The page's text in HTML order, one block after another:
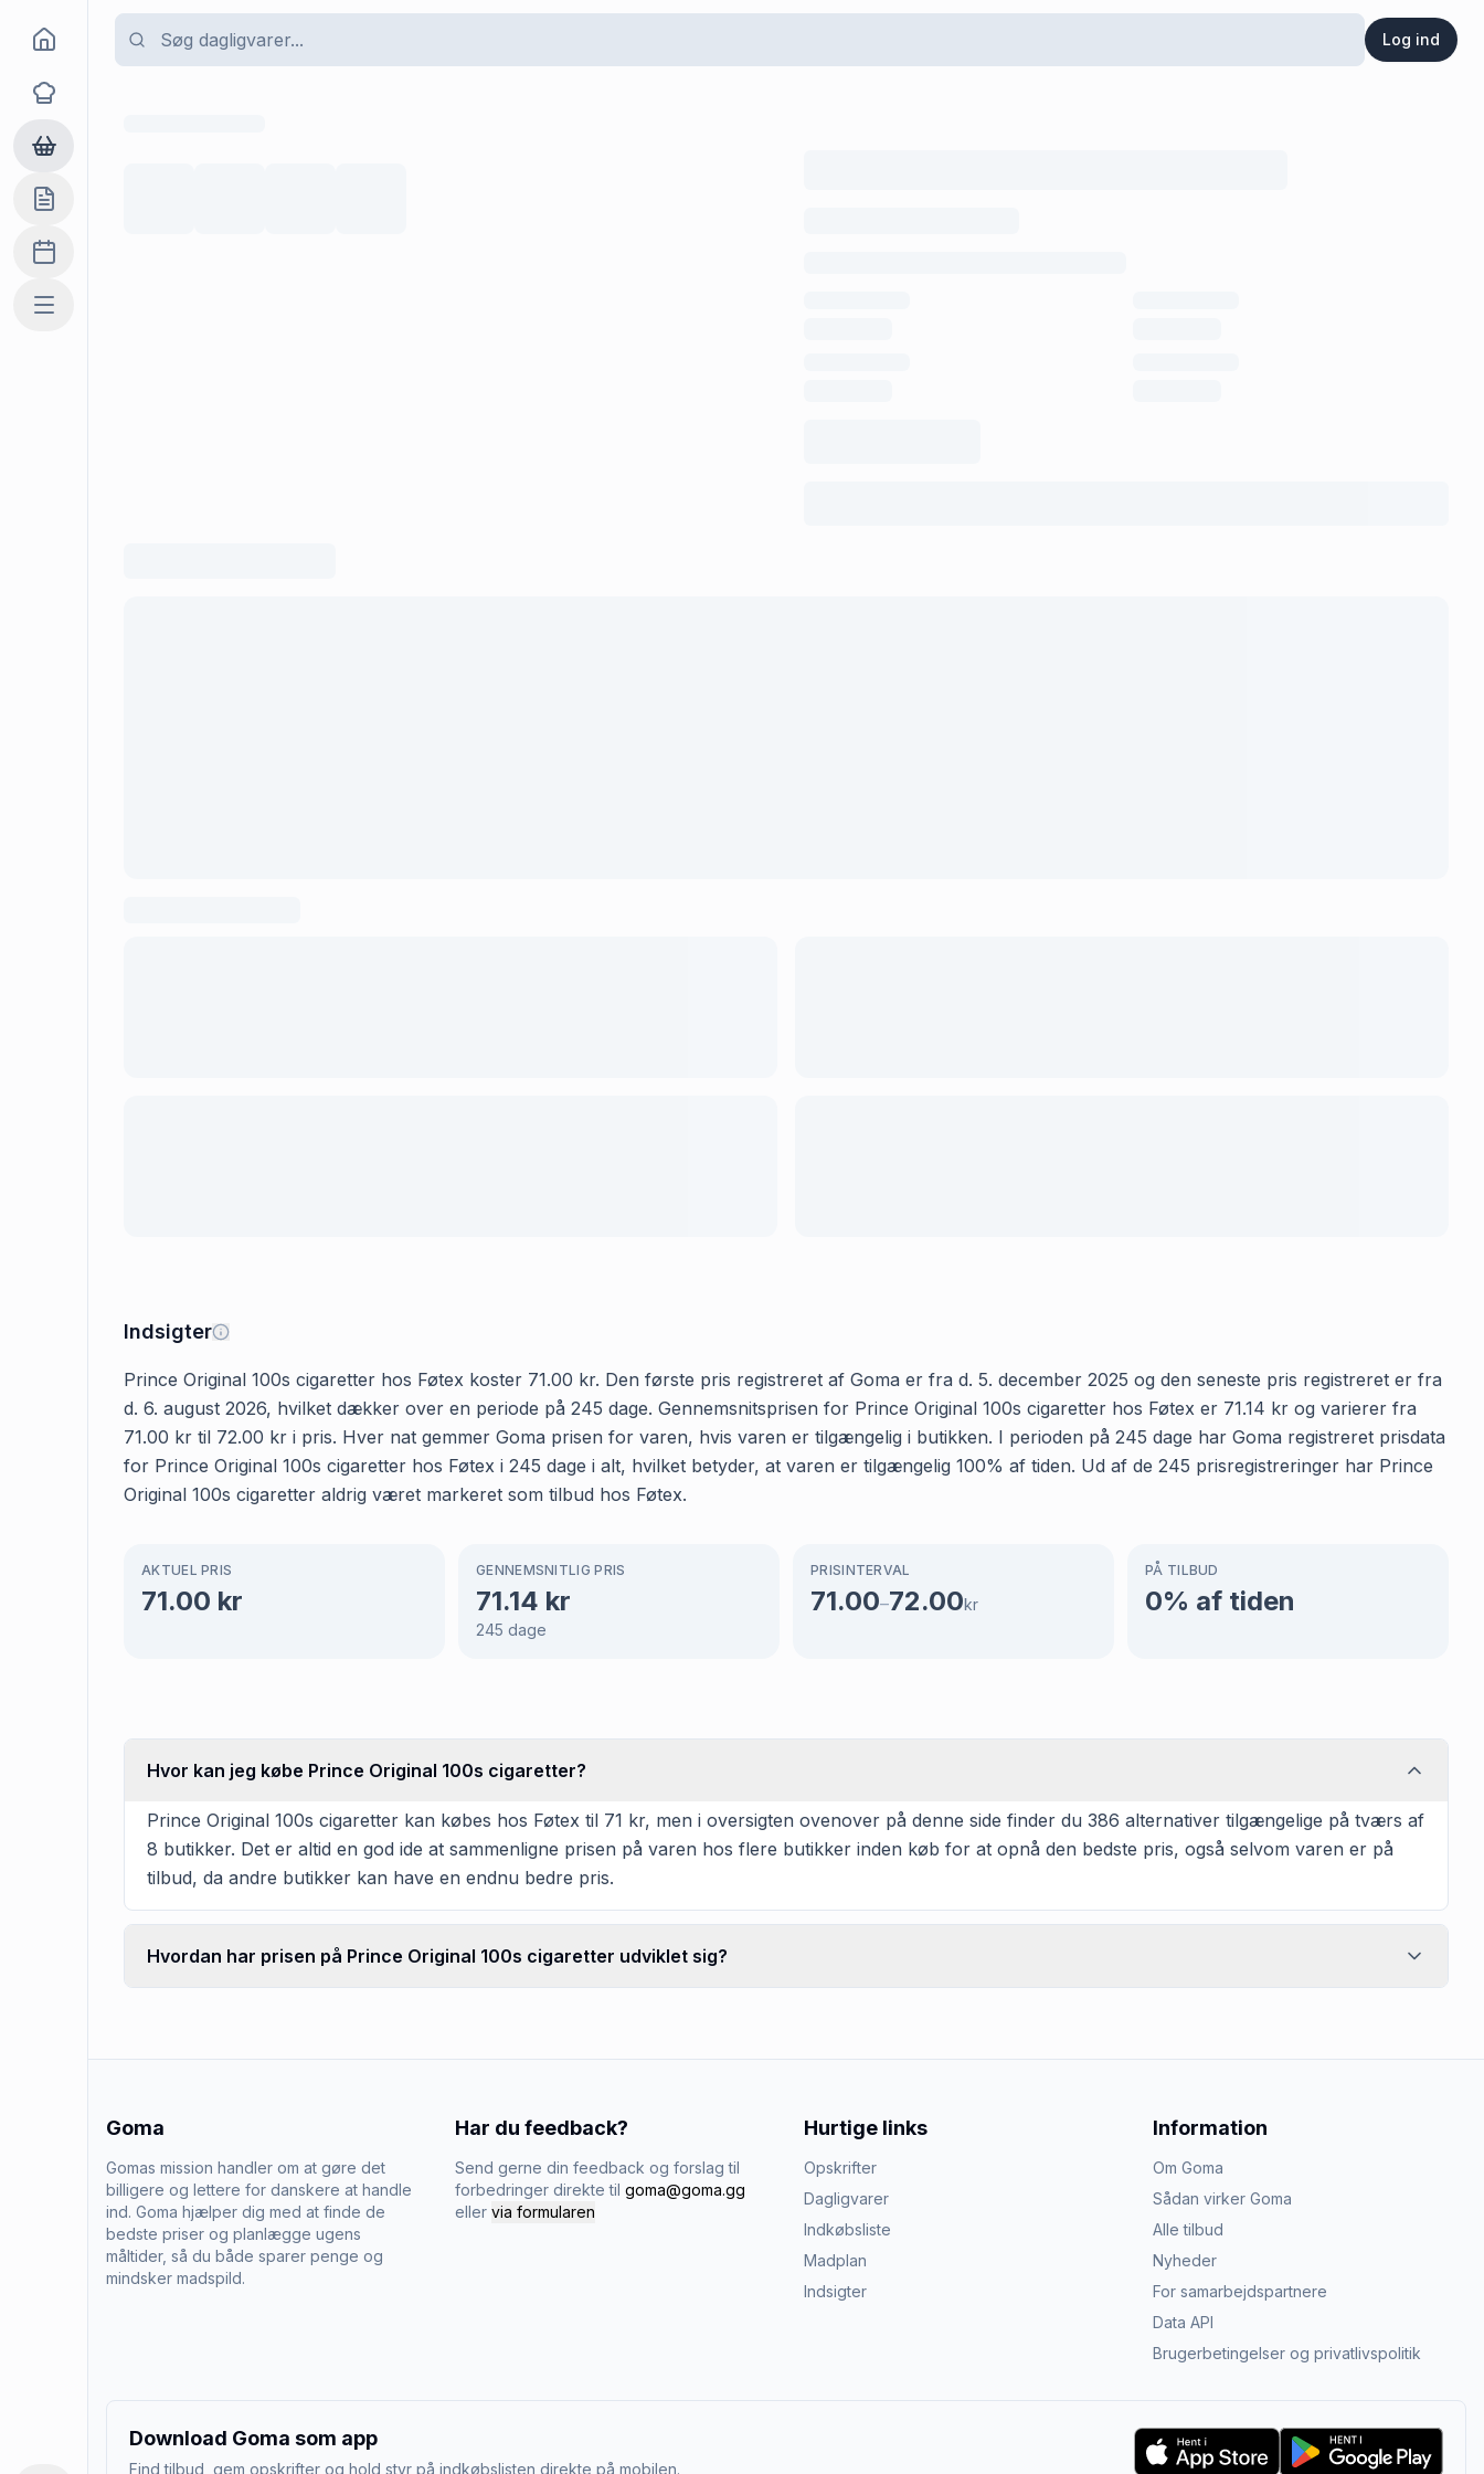
Log ind
Goma
Opskrifter
Dagligvarer
Indkøbslisten
Madplan
Mere
Indsigter
Prince Original 100s cigaretter hos Føtex koster 71.00 kr. Den første pris registreret af Goma er fra d. 5. december 2025 og den seneste pris registreret er fra
d. 6. august 2026, hvilket dækker over en periode på 245 dage. Gennemsnitsprisen for Prince Original 100s cigaretter hos Føtex er 71.14 kr og varierer fra
71.00 kr til 72.00 kr i pris. Hver nat gemmer Goma prisen for varen, hvis varen er tilgængelig i butikken. I perioden på 245 dage har Goma registreret prisdata
for Prince Original 100s cigaretter hos Føtex i 245 dage i alt, hvilket betyder, at varen er tilgængelig 100% af tiden. Ud af de 245 prisregistreringer har Prince
Original 100s cigaretter aldrig været markeret som tilbud hos Føtex.
AKTUEL PRIS
71.00 kr
GENNEMSNITLIG PRIS
71.14 kr
245 dage
PRISINTERVAL
71.00–72.00kr
PÅ TILBUD
0% af tiden
Hvor kan jeg købe Prince Original 100s cigaretter?
Prince Original 100s cigaretter kan købes hos Føtex til 71 kr, men i oversigten ovenover på denne side finder du 386 alternativer tilgængelige på tværs af
8 butikker. Det er altid en god ide at sammenligne prisen på varen hos flere butikker inden køb for at opnå den bedste pris, også selvom varen er på
tilbud, da andre butikker kan have en endnu bedre pris.
Hvordan har prisen på Prince Original 100s cigaretter udviklet sig?
Goma
Gomas mission handler om at gøre det
billigere og lettere for danskere at handle
ind. Goma hjælper dig med at finde de
bedste priser og planlægge ugens
måltider, så du både sparer penge og
mindsker madspild.
Har du feedback?
Send gerne din feedback og forslag til
forbedringer direkte til goma@goma.gg
eller via formularen
Hurtige links
Opskrifter
Dagligvarer
Indkøbsliste
Madplan
Indsigter
Information
Om Goma
Sådan virker Goma
Alle tilbud
Nyheder
For samarbejdspartnere
Data API
Brugerbetingelser og privatlivspolitik
Download Goma som app
Find tilbud, gem opskrifter og hold styr på indkøbslisten direkte på mobilen.